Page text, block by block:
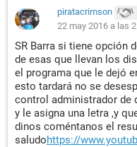
piratacrimson
22 may 2016 a las
SR Barra si tiene opción
de esas que llevan los
el programa que le dejó
esto tardará no se
control administrador de
y le asigna una letra ,y
dinos coméntanos el
saludohttps://